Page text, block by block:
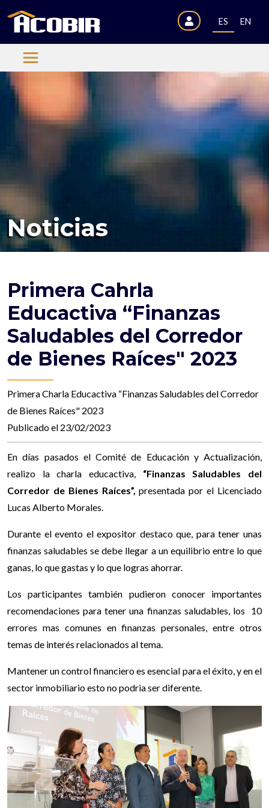
ES EN
Noticias
Primera Cahrla
Educactiva “Finanzas
Saludables del Corredor
de Bienes Raíces" 2023
Primera Charla Educactiva “Finanzas Saludables del Corredor
de Bienes Raíces" 2023
Publicado el 23/02/2023
En días pasados el Comité de Educación y Actualización,
realizo la charla educactiva, “Finanzas Saludables del
Corredor de Bienes Raíces”,presentada por el Licenciado
Lucas Alberto Morales.
Durante el evento el expositor destaco que, para tener unas
finanzas saludables se debe llegar a un equilibrio entre lo que
ganas, lo que gastas y lo que logras ahorrar.
Los participantes también pudieron conocer importantes
recomendaciones para tener una finanzas saludables, los 10
errores mas comunes en finanzas personales, entre otros
temas de interés relacionados al tema.
Mantener un control financiero es esencial para el éxito, y en el
sector inmobiliario esto no podria ser diferente.